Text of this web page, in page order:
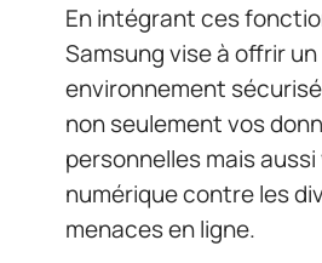
En intégrant ces
Samsung vise à offrir un
environnement
non seulement vos
personnelles mais
numérique contre les
menaces en ligne.